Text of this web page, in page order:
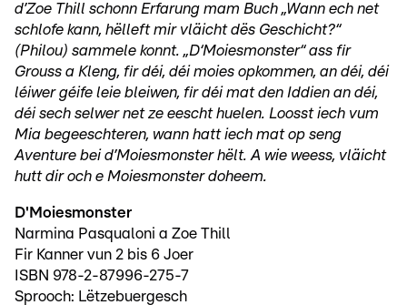
d’Zoe Thill schonn Erfarung mam Buch „Wann ech net
schlofe kann, hëlleft mir vläicht dës Geschicht?“
(Philou) sammele konnt. „D‘Moiesmonster“ ass fir
Grouss a Kleng, fir déi, déi moies opkommen, an déi, déi
léiwer géife leie bleiwen, fir déi mat den Iddien an déi,
déi sech selwer net ze eescht huelen. Loosst iech vum
Mia begeeschteren, wann hatt iech mat op seng
Aventure bei d’Moiesmonster hëlt. A wie weess, vläicht
hutt dir och e Moiesmonster doheem.
D'Moiesmonster
Narmina Pasqualoni a Zoe Thill
Fir Kanner vun 2 bis 6 Joer
ISBN 978-2-87996-275-7
Sprooch: Lëtzebuergesch